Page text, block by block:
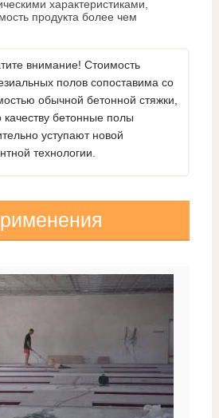
характеристиками,
продукта более чем
внимание! Стоимость
полов сопоставима со
обычной бетонной стяжки,
качеству бетонные полы
уступают новой
технологии.